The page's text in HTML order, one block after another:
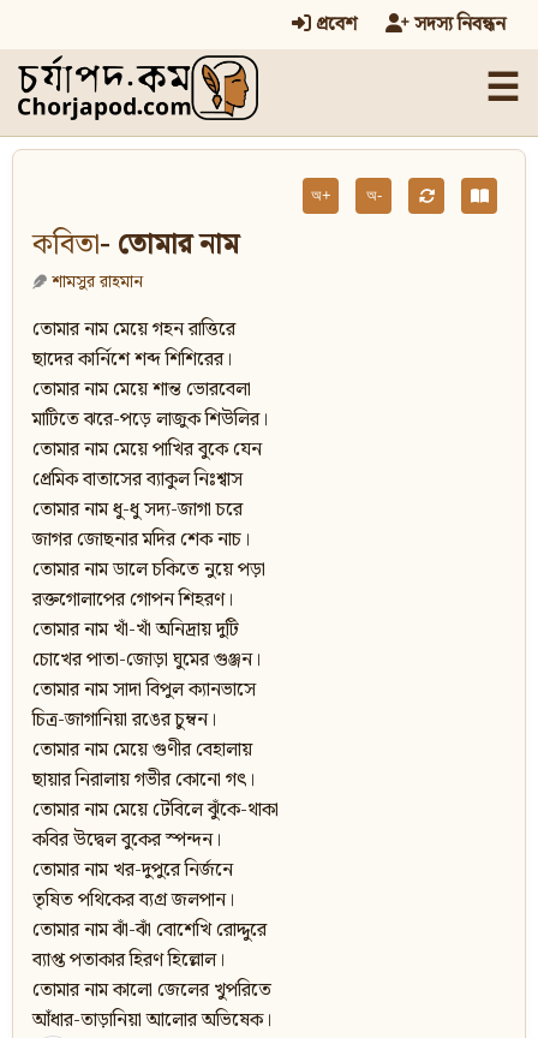
প্রবেশ সদস্য নিবন্ধন
☰
অ+ অ-
কবিতা- তোমার নাম
শামসুর রাহমান
তোমার নাম মেয়ে গহন রাত্তিরে
ছাদের কার্নিশে শব্দ শিশিরের।
তোমার নাম মেয়ে শান্ত ভোরবেলা
মাটিতে ঝরে-পড়ে লাজুক শিউলির।
তোমার নাম মেয়ে পাখির বুকে যেন
প্রেমিক বাতাসের ব্যাকুল নিঃশ্বাস
তোমার নাম ধু-ধু সদ্য-জাগা চরে
জাগর জোছনার মদির শেক নাচ।
তোমার নাম ডালে চকিতে নুয়ে পড়া
রক্তগোলাপের গোপন শিহরণ।
তোমার নাম খাঁ-খাঁ অনিদ্রায় দুটি
চোখের পাতা-জোড়া ঘুমের গুঞ্জন।
তোমার নাম সাদা বিপুল ক্যানভাসে
চিত্র-জাগানিয়া রঙের চুম্বন।
তোমার নাম মেয়ে গুণীর বেহালায়
ছায়ার নিরালায় গভীর কোনো গৎ।
তোমার নাম মেয়ে টেবিলে ঝুঁকে-থাকা
কবির উদ্বেল বুকের স্পন্দন।
তোমার নাম খর-দুপুরে নির্জনে
তৃষিত পথিকের ব্যগ্র জলপান।
তোমার নাম ঝাঁ-ঝাঁ বোশেখি রোদ্দুরে
ব্যাপ্ত পতাকার হিরণ হিল্লোল।
তোমার নাম কালো জেলের খুপরিতে
আঁধার-তাড়ানিয়া আলোর অভিষেক।